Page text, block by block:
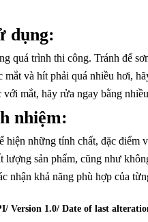
dụng:
quá trình thi công. Tránh để
và hít phải quá nhiều hơi,
mắt, hãy rửa ngay bằng
nhiệm:
hiện những tính chất, đặc
lượng sản phẩm, cũng như
nhận khả năng phù hợp của
Version 1.0/ Date of last